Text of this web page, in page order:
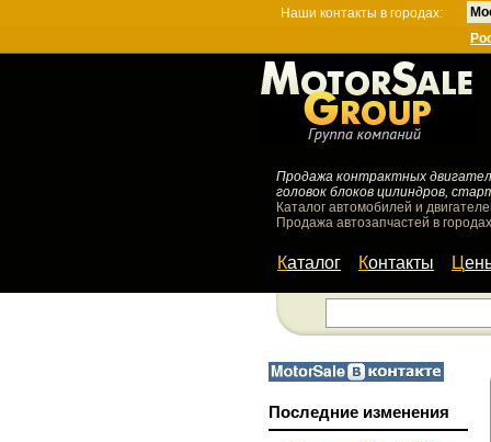
Наши контакты в городах:
Продажа контрактных
головок блоков цилиндров,
Каталог автомобилей и
Продажа автозапчастей в
Каталог Контакты
Последние изменения